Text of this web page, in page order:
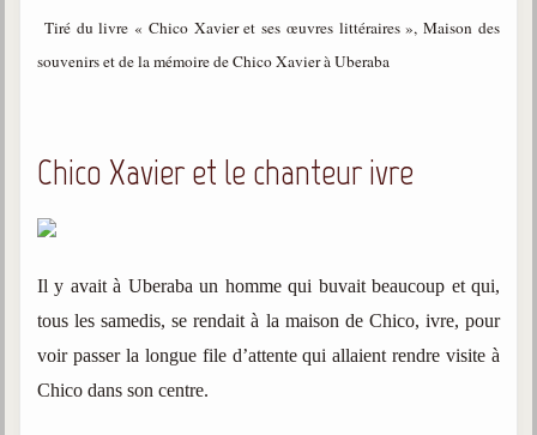
Tiré du livre « Chico Xavier et ses œuvres littéraires », Maison des
souvenirs et de la mémoire de Chico Xavier à Uberaba
Chico Xavier et le chanteur ivre
Il y avait à Uberaba un homme qui buvait beaucoup et qui,
tous les samedis, se rendait à la maison de Chico, ivre, pour
voir passer la longue file d’attente qui allaient rendre visite à
Chico dans son centre.